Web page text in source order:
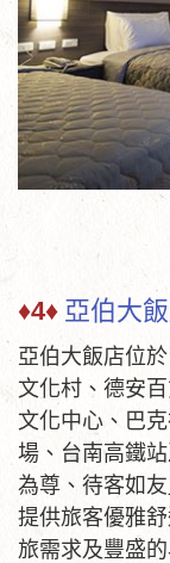
♦4♦ 亞伯大
亞伯大飯店位
文化村、德安
文化中心、巴
場、台南高鐵
為尊、待客如
提供旅客優雅
旅需求及豐盛